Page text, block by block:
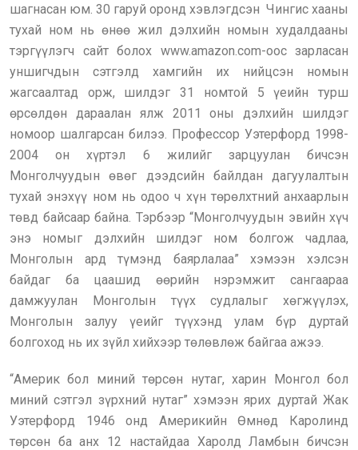
шагнасан юм. 30 гаруй оронд хэвлэгдсэн Чингис хааны
тухай ном нь өнөө жил дэлхийн номын худалдааны
тэргүүлэгч сайт болох www.amazon.com-оос зарласан
уншигчдын сэтгэлд хамгийн их нийцсэн номын
жагсаалтад орж, шилдэг 31 номтой 5 үеийн турш
өрсөлдөн дараалан ялж 2011 оны дэлхийн шилдэг
номоор шалгарсан билээ. Профессор Уэтерфорд 1998-
2004 он хүртэл 6 жилийг зарцуулан бичсэн
Монголчуудын өвөг дээдсийн байлдан дагуулалтын
тухай энэхүү ном нь одоо ч хүн төрөлхтний анхаарлын
төвд байсаар байна. Тэрбээр “Монголчуудын эвийн хүч
энэ номыг дэлхийн шилдэг ном болгож чадлаа,
Монголын ард түмэнд баярлалаа” хэмээн хэлсэн
байдаг ба цаашид өөрийн нэрэмжит сангаараа
дамжуулан Монголын түүх судлалыг хөгжүүлэх,
Монголын залуу үеийг түүхэнд улам бүр дуртай
болгоход нь их зүйл хийхээр төлөвлөж байгаа ажээ.
“Америк бол миний төрсөн нутаг, харин Монгол бол
миний сэтгэл зүрхний нутаг” хэмээн ярих дуртай Жак
Уэтерфорд 1946 онд Америкийн Өмнөд Каролинд
төрсөн ба анх 12 настайдаа Харолд Ламбын бичсэн